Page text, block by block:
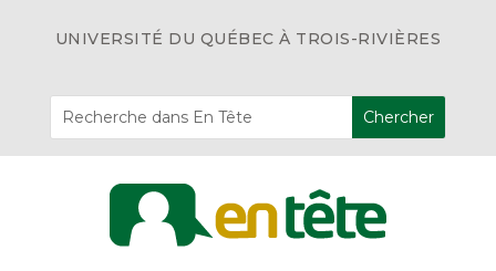
UNIVERSITÉ DU QUÉBEC À TROIS-RIVIÈRES